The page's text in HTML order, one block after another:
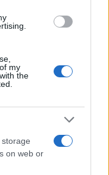
my
the
on web or
ενώ θα
σίγουρα δεν θα
continue their
on